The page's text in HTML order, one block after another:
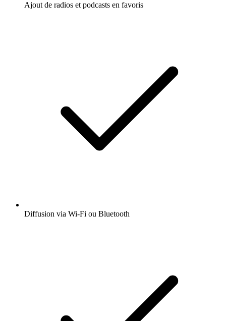
Ajout de radios et podcasts en favoris
Diffusion via Wi-Fi ou Bluetooth